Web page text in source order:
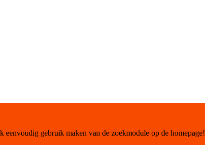
eenvoudig gebruik maken van de zoekmodule op de homepage!